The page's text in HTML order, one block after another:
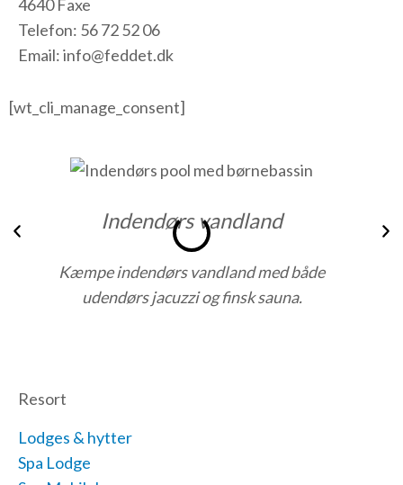
4640 Faxe
Telefon: 56 72 52 06
Email: info@feddet.dk
[wt_cli_manage_consent]
Indendørs vandland
Kæmpe indendørs vandland med både
udendørs jacuzzi og finsk sauna.
Resort
Lodges & hytter
Spa Lodge